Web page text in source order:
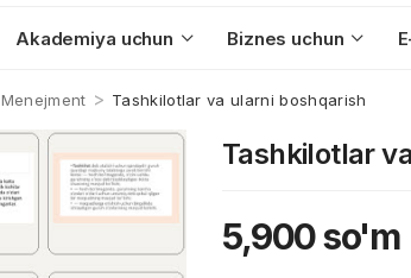
Akademiya uchun Biznes uchun
Menejment > Tashkilotlar va ularni boshqarish
Tashkilotlar
5,900so'm